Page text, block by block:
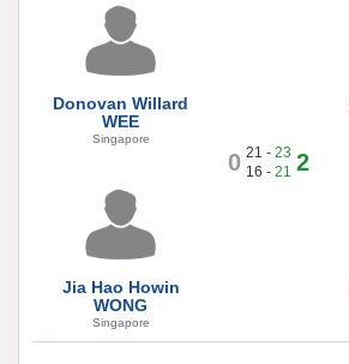
Donovan Willard
WEE
Singapore
Jia Hao Howin
WONG
Singapore
0 21 - 23
16 - 21 2